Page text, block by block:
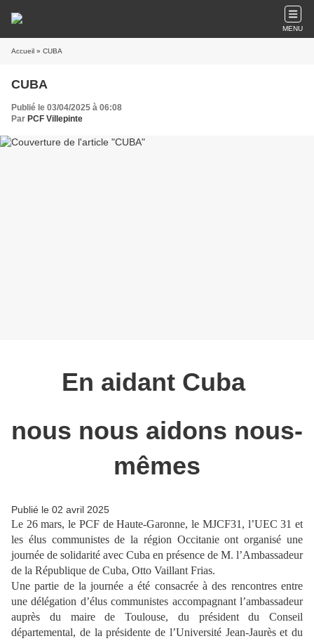
MENU
Accueil » CUBA
CUBA
Publié le 03/04/2025 à 06:08
Par PCF Villepinte
En aidant Cuba
nous nous aidons nous-
mêmes
Publié le 02 avril 2025
Le 26 mars, le PCF de Haute-Garonne, le MJCF31, l’UEC 31 et
les élus communistes de la région Occitanie ont organisé une
journée de solidarité avec Cuba en présence de M. l’Ambassadeur
de la République de Cuba, Otto Vaillant Frias.
Une partie de la journée a été consacrée à des rencontres entre
une délégation d’élus communistes accompagnant l’ambassadeur
auprès du maire de Toulouse, du président du Conseil
départemental, de la présidente de l’Université Jean-Jaurès et du